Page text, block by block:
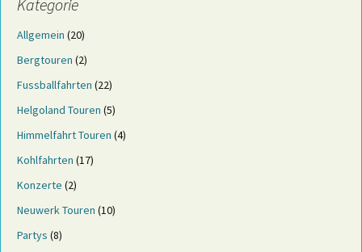
Kategorie
Allgemein (20)
Bergtouren (2)
Fussballfahrten (22)
Helgoland Touren (5)
Himmelfahrt Touren (4)
Kohlfahrten (17)
Konzerte (2)
Neuwerk Touren (10)
Partys (8)